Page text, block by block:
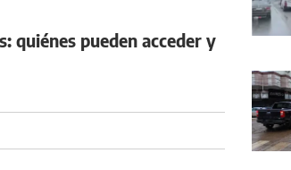
quiénes pueden acceder y